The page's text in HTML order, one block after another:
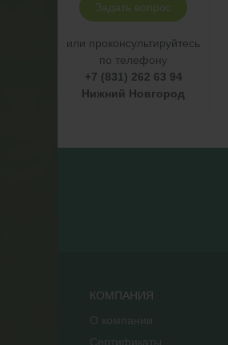
Задать вопрос
или проконсультируйтесь
по телефону
+7 (831) 262 63 94
Нижний Новгород
КОМПАНИЯ